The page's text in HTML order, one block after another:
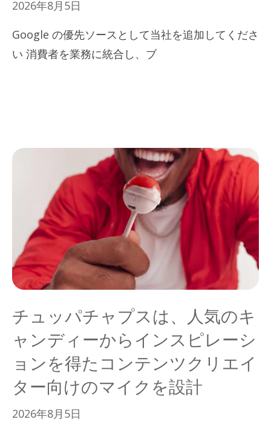
2026年8月5日
Google の優先ソースとして当社を追加してくださ
い 消費者を業務に統合し、ブ
チュッパチャプスは、人気のキ
ャンディーからインスピレーシ
ョンを得たコンテンツクリエイ
ター向けのマイクを設計
2026年8月5日